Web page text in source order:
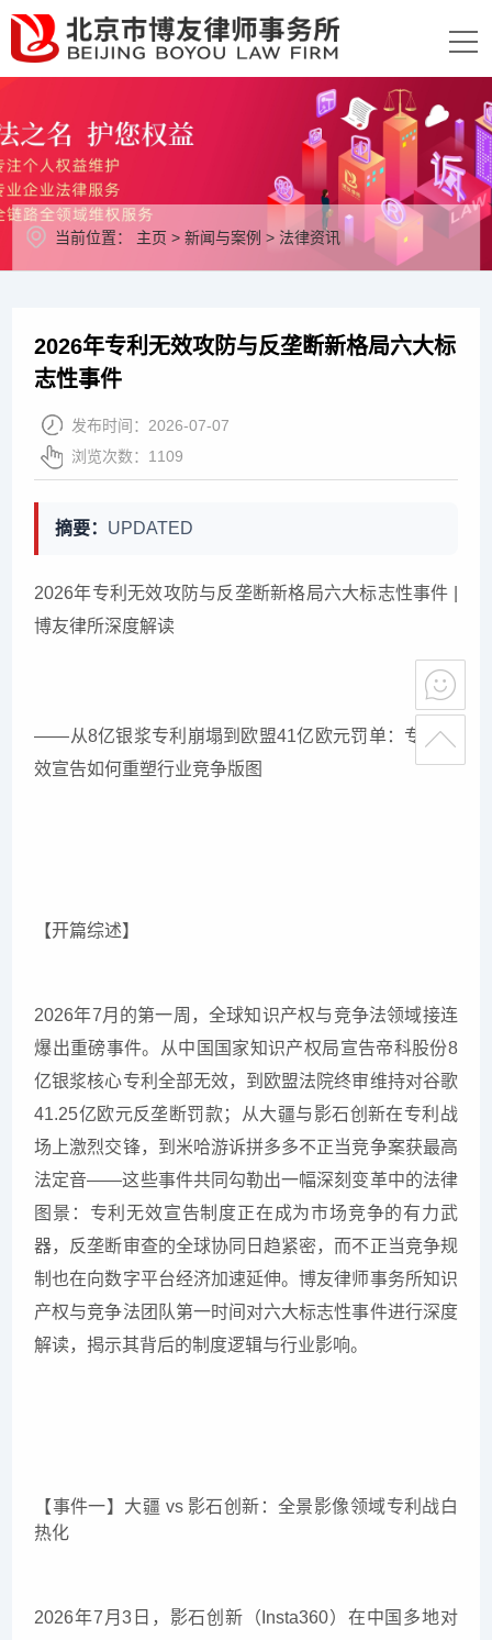
当前位置： 主页 >新闻与案例 > 法律资讯
2026年专利无效攻防与反垄断新格局六大标
志性事件
发布时间：2026-07-07
浏览次数： 1109
摘要： UPDATED
2026年专利无效攻防与反垄断新格局六大标志性事件 |
博友律所深度解读
——从8亿银浆专利崩塌到欧盟41亿欧元罚单：专利无
效宣告如何重塑行业竞争版图
【开篇综述】
2026年7月的第一周，全球知识产权与竞争法领域接连
爆出重磅事件。从中国国家知识产权局宣告帝科股份8
亿银浆核心专利全部无效，到欧盟法院终审维持对谷歌
41.25亿欧元反垄断罚款；从大疆与影石创新在专利战
场上激烈交锋，到米哈游诉拼多多不正当竞争案获最高
法定音——这些事件共同勾勒出一幅深刻变革中的法律
图景：专利无效宣告制度正在成为市场竞争的有力武
器，反垄断审查的全球协同日趋紧密，而不正当竞争规
制也在向数字平台经济加速延伸。博友律师事务所知识
产权与竞争法团队第一时间对六大标志性事件进行深度
解读，揭示其背后的制度逻辑与行业影响。
【事件一】大疆 vs 影石创新：全景影像领域专利战白
热化
2026年7月3日，影石创新（Insta360）在中国多地对